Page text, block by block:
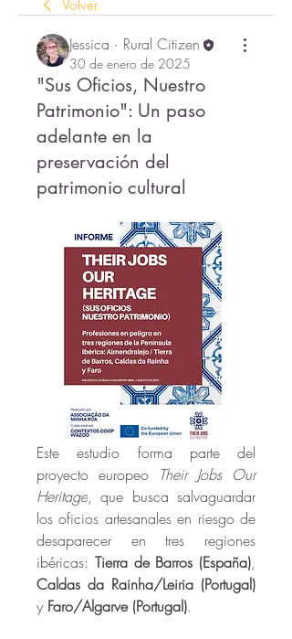
Volver
Jessica · Rural Citizen
30 de enero de 2025
"Sus Oficios, Nuestro
Patrimonio": Un paso
adelante en la
preservación del
patrimonio cultural
Este estudio forma parte del
proyecto europeo
Their Jobs Our
Heritage, que busca salvaguardar
los oficios artesanales en riesgo de
desaparecer en tres regiones
ibéricas: Tierra de Barros (España)
Caldas da Rainha/Leiria (Portugal)
y Faro/Algarve (Portugal).